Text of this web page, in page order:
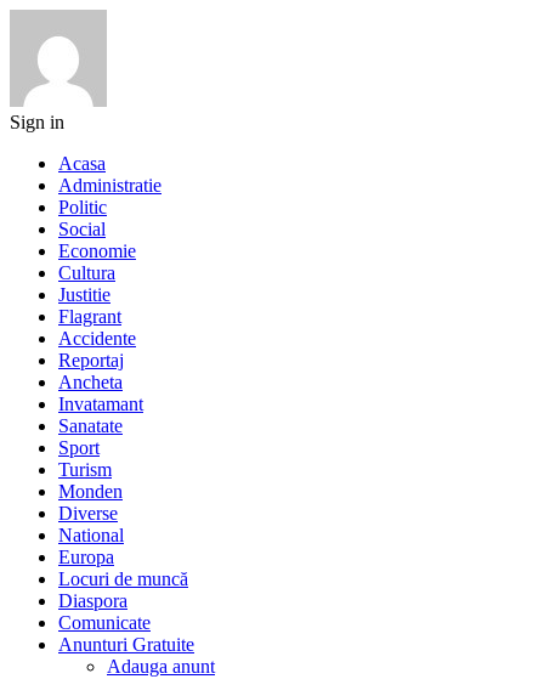
Sign in
Acasa
Administratie
Politic
Social
Economie
Cultura
Justitie
Flagrant
Accidente
Reportaj
Ancheta
Invatamant
Sanatate
Sport
Turism
Monden
Diverse
National
Europa
Locuri de muncă
Diaspora
Comunicate
Anunturi Gratuite
Adauga anunt